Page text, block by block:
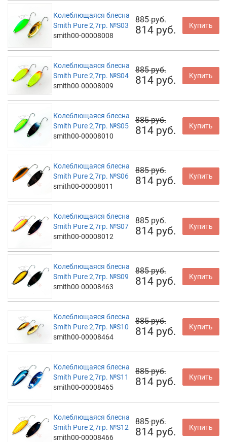
Колеблющаяся блесна
Smith Pure 2,7гр. №S03
smith00-00008008
885 руб.
814 руб. Купить
Колеблющаяся блесна
Smith Pure 2,7гр. №S04
smith00-00008009
885 руб.
814 руб. Купить
Колеблющаяся блесна
Smith Pure 2,7гр. №S05
smith00-00008010
885 руб.
814 руб. Купить
Колеблющаяся блесна
Smith Pure 2,7гр. №S06
smith00-00008011
885 руб.
814 руб. Купить
Колеблющаяся блесна
Smith Pure 2,7гр. №S07
smith00-00008012
885 руб.
814 руб. Купить
Колеблющаяся блесна
Smith Pure 2,7гр. №S09
smith00-00008463
885 руб.
814 руб. Купить
Колеблющаяся блесна
Smith Pure 2,7гр. №S10
smith00-00008464
885 руб.
814 руб. Купить
Колеблющаяся блесна
Smith Pure 2,7гр. №S11
smith00-00008465
885 руб.
814 руб. Купить
Колеблющаяся блесна
Smith Pure 2,7гр. №S12
smith00-00008466
885 руб.
814 руб. Купить